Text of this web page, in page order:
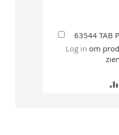
63544 TAB
Log in om